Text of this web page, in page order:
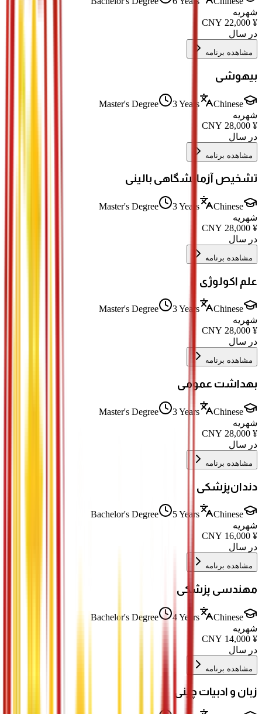
شهریه
¥
22,000
در سال
مشاهده برنامه
بیهوشی
Master's Degree 3 Years
Chinese
شهریه
¥
28,000
در سال
مشاهده برنامه
تشخیص آزمایشگاهی بالینی
Master's Degree 3 Years
Chinese
شهریه
¥
28,000
در سال
مشاهده برنامه
علم اکولوژی
Master's Degree 3 Years
Chinese
شهریه
¥
28,000
در سال
مشاهده برنامه
بهداشت عمومی
Master's Degree 3 Years
Chinese
شهریه
¥
28,000
در سال
مشاهده برنامه
دندان‌پزشکی
Bachelor's Degree 5 Years
Chinese
شهریه
¥
16,000
در سال
مشاهده برنامه
مهندسی پزشکی
Bachelor's Degree 4 Years
Chinese
شهریه
¥
14,000
در سال
مشاهده برنامه
زبان و ادبیات چینی